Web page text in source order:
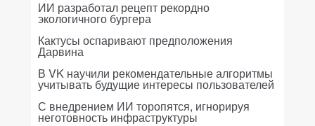
ИИ разработал рецепт рекордно
экологичного бургера
Кактусы оспаривают предположения
Дарвина
В VK научили рекомендательные алгоритмы
учитывать будущие интересы пользователей
С внедрением ИИ торопятся, игнорируя
неготовность инфраструктуры